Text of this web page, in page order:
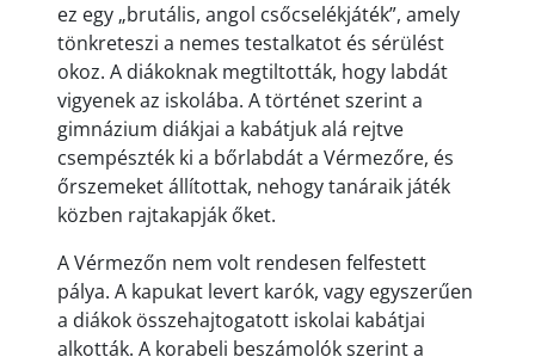
ez egy „brutális, angol csőcselékjáték”, amely
tönkreteszi a nemes testalkatot és sérülést
okoz. A diákoknak megtiltották, hogy labdát
vigyenek az iskolába. A történet szerint a
gimnázium diákjai a kabátjuk alá rejtve
csempészték ki a bőrlabdát a Vérmezőre, és
őrszemeket állítottak, nehogy tanáraik játék
közben rajtakapják őket.
A Vérmezőn nem volt rendesen felfestett
pálya. A kapukat levert karók, vagy egyszerűen
a diákok összehajtogatott iskolai kabátjai
alkották. A korabeli beszámolók szerint a